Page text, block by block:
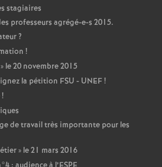
stagiaires
professeurs agrégé-e-s 2015.
?
!
» le 20 novembre 2015
la pétition FSU - UNEF!
!
de travail très importante pour les
» le 21 mars 2016